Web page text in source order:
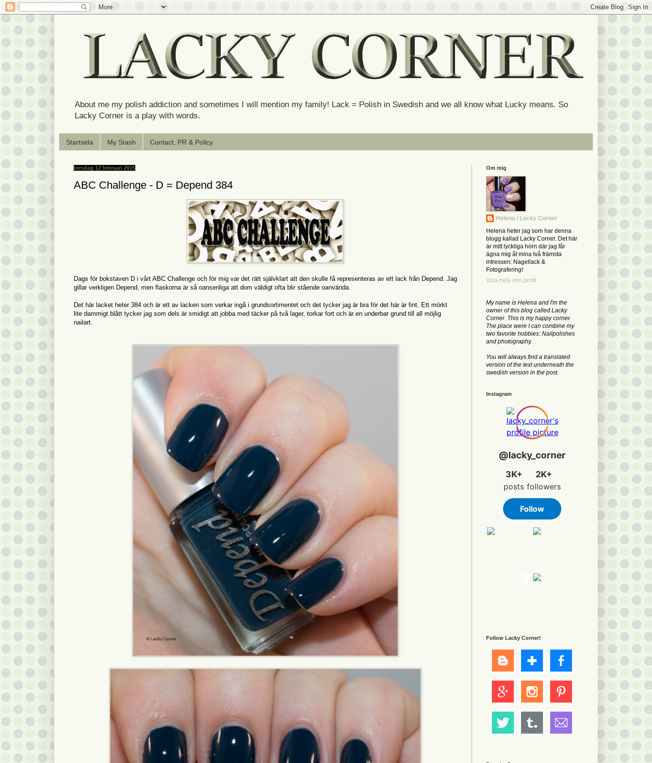
About me my polish addiction and sometimes I will mention my family! Lack = Polish in Swedish and we all know what Lucky means. So
Lacky Corner is a play with words.
Startsida My Stash Contact, PR & Policy
torsdag 12 februari 2015
ABC Challenge - D = Depend 384
Dags för bokstaven D i vårt ABC Challenge och för mig var det rätt självklart att den skulle få representeras av ett lack från Depend. Jag
gillar verkligen Depend, men flaskorna är så oansenliga att dom väldigt ofta blir stående oanvända.
Det här lacket heter 384 och är ett av lacken som verkar ingå i grundsortimentet och det tycker jag är bra för det här är fint. Ett mörkt
lite dammigt blått tycker jag som dels är smidigt att jobba med täcker på två lager, torkar fort och är en underbar grund till all möjlig
nailart.
Om mig
Helena / Lacky Corner
Helena heter jag som har denna
blogg kallad Lacky Corner. Det här
är mitt lyckliga hörn där jag får
ägna mig åt mina två främsta
intressen: Nagellack &
Fotografering!
Visa hela min profil
My name is Helena and I'm the
owner of this blog called Lacky
Corner. This is my happy corner.
The place were I can combine my
two favorite hobbies: Nailpolishes
and photography.
You will always find a translated
version of the text underneath the
swedish version in the post.
Instagram
Follow Lacky Corner!